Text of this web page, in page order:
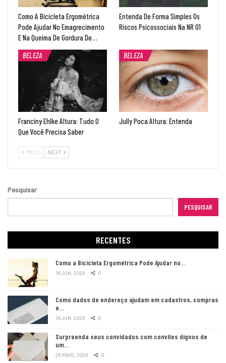
Como A Bicicleta Ergométrica
Pode Ajudar No Emagrecimento
E Na Queima De Gordura De…
Entenda De Forma Simples Os
Riscos Psicossociais Na NR 01
BELEZA
Franciny Ehlke Altura: Tudo O
Que Você Precisa Saber
BELEZA
Jully Poca Altura: Entenda
PREV NEXT
Pesquisar
PESQUISAR
RECENTES
Como a Bicicleta Ergométrica Pode Ajudar no…
16 JUN, 2026 0
Como dados de endereço ajudam em cadastros, compras
e…
16 JUN, 2026 0
Surpreenda seus convidados com convites dignos de
um…
25 MAIO, 2026 0